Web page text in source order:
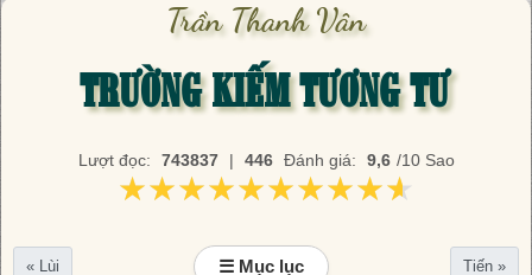
Trần Thanh Vân
TRƯỜNG KIẾM TƯƠNG TƯ
Lượt đọc: 743837 | 446 Đánh giá: 9,6 /10 Sao
★★★★★★★★★★
★★★★★★★★★★
« Lùi ☰ Mục lục Tiến »